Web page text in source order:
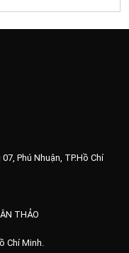
Phú Nhuận, TP.Hồ Chí
THẢO
Chí Minh.